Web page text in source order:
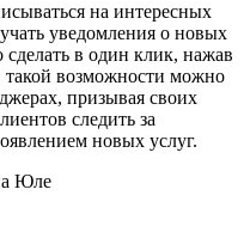
на интересных
уведомления о новых
сделать в один клик, нажав
такой возможности можно
призывая своих
следить за
новых услуг.